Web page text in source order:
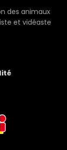
des animaux
et vidéaste